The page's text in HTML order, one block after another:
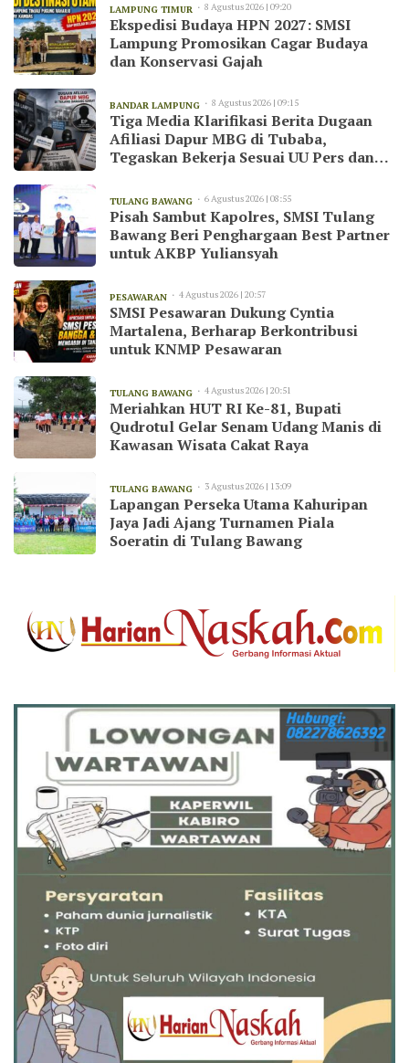
LAMPUNG TIMUR 8 Agustus 2026 | 09:20
Ekspedisi Budaya HPN 2027: SMSI
Lampung Promosikan Cagar Budaya
dan Konservasi Gajah
BANDAR LAMPUNG 8 Agustus 2026 | 09:15
Tiga Media Klarifikasi Berita Dugaan
Afiliasi Dapur MBG di Tubaba,
Tegaskan Bekerja Sesuai UU Pers dan
TULANG BAWANG 6 Agustus 2026 | 08:55
Pisah Sambut Kapolres, SMSI Tulang
Bawang Beri Penghargaan Best Partner
untuk AKBP Yuliansyah
PESAWARAN 4 Agustus 2026 | 20:57
SMSI Pesawaran Dukung Cyntia
Martalena, Berharap Berkontribusi
untuk KNMP Pesawaran
TULANG BAWANG 4 Agustus 2026 | 20:51
Meriahkan HUT RI Ke-81, Bupati
Qudrotul Gelar Senam Udang Manis di
Kawasan Wisata Cakat Raya
TULANG BAWANG 3 Agustus 2026 | 13:09
Lapangan Perseka Utama Kahuripan
Jaya Jadi Ajang Turnamen Piala
Soeratin di Tulang Bawang